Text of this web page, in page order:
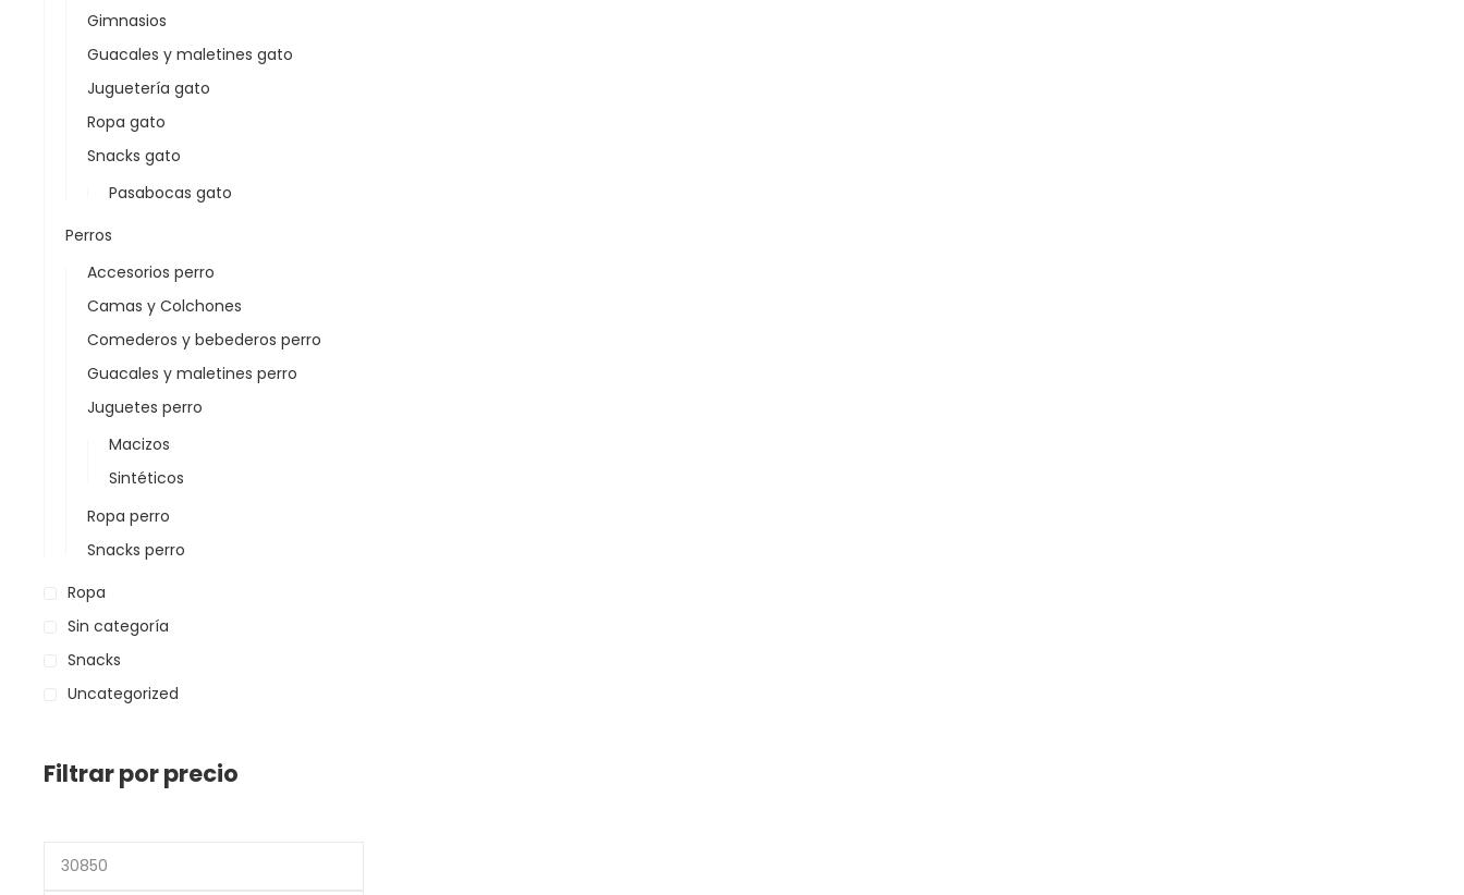
Gimnasios
Guacales y maletines gato
Juguetería gato
Ropa gato
Snacks gato
Pasabocas gato
Perros
Accesorios perro
Camas y Colchones
Comederos y bebederos perro
Guacales y maletines perro
Juguetes perro
Macizos
Sintéticos
Ropa perro
Snacks perro
Ropa
Sin categoría
Snacks
Uncategorized
Filtrar por precio
mínimo